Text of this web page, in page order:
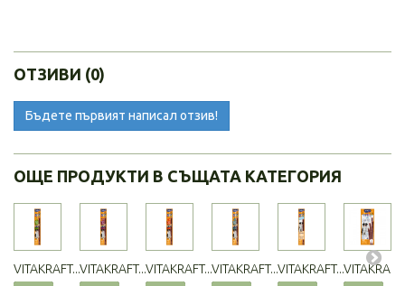
ОТЗИВИ (0)
Бъдете първият написал отзив!
ОЩЕ ПРОДУКТИ В СЪЩАТА КАТЕГОРИЯ
VITAKRAFT...VITAKRAFT...VITAKRAFT...VITAKRAFT...VITAKRAFT...